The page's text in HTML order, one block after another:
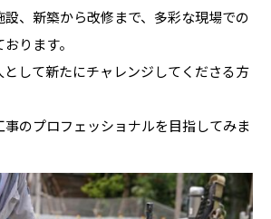
、新築から改修まで、多彩な現場での
ります。
して新たにチャレンジしてくださる方
事のプロフェッショナルを目指してみま